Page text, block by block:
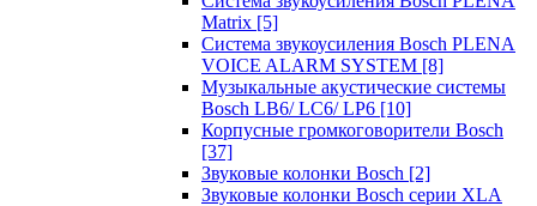
Matrix [5]
Система звукоусиления Bosch PLENA
VOICE ALARM SYSTEM [8]
Музыкальные акустические системы
Bosch LB6/ LC6/ LP6 [10]
Корпусные громкоговорители Bosch
[37]
Звуковые колонки Bosch [2]
Звуковые колонки Bosch серии XLA